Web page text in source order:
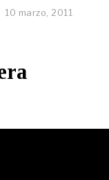
10 marzo, 2011